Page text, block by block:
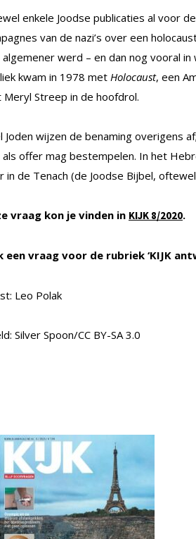
enkele Joodse publicaties al voor
van de nazi’s over een
werd – en dan nog vooral
kwam in 1978 met Holocaust, een
Meryl Streep in de hoofdrol.
Joden wijzen de benaming overigens
offer mag bestempelen. In het
in de Tenach (de Joodse Bijbel,
vraag kon je vinden in KIJK 8/2020.
een vraag voor de rubriek ‘KIJK
Leo Polak
Silver Spoon/CC BY-SA 3.0